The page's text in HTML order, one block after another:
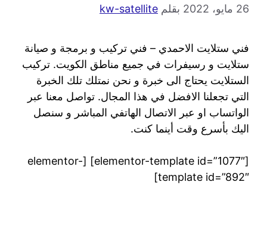
26 مايو، 2022 بقلم kw-satellite
فني ستلايت الاحمدي – فني تركيب و برمجة و صيانة
ستلايت و رسيفرات في جميع مناطق الكويت. تركيب
الستلايت يحتاج الى خبرة و نحن نمتلك تلك الخبرة
التي تجعلنا الافضل في هذا المجال. تواصل معنا عبر
الواتساب او عبر الاتصال الهاتفي المباشر و سنصل
اليك بأسرع وقت أينما كنت.
[elementor-template id=”1077″] [elementor-
template id=”892″]